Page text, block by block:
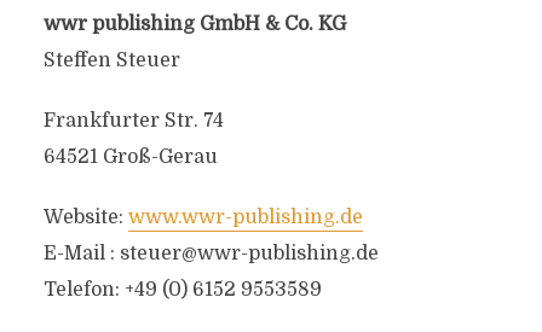
wwr publishing GmbH & Co. KG
Steffen Steuer
Frankfurter Str. 74
64521 Groß-Gerau
Website: www.wwr-publishing.de
E-Mail : steuer@wwr-publishing.de
Telefon: +49 (0) 6152 9553589